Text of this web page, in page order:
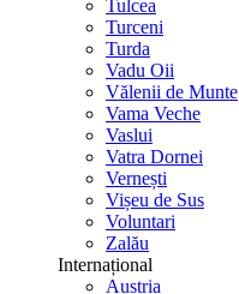
Tulcea
Turceni
Turda
Vadu Oii
Vălenii de Munte
Vama Veche
Vaslui
Vatra Dornei
Vernești
Vișeu de Sus
Voluntari
Zalău
Internațional
Austria